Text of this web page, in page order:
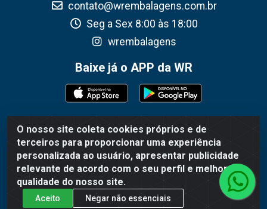
O nosso site coleta cookies próprios e de
terceiros para proporcionar uma experiência
personalizada ao usuário, apresentar publicidade
relevante de acordo com o seu perfil e melhorar a
qualidade do nosso site.
Aceito Negar não essenciais
contato@wrembalagens.com.br
Seg a Sex 8:00 às 18:00
wrembalagens
Baixe já o APP da WR
WR Embalagens - R. Cel. Teodoro Gomes de Araújo, 1360 -
Grogotó - Barbacena / MG - CEP 36202-628 - CNPJ
02.692.206/0001-55